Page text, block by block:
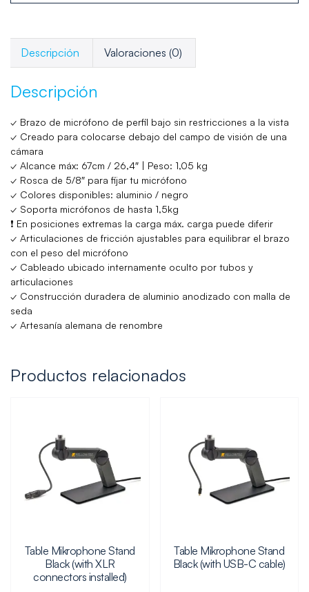
Descripción Valoraciones (0)
Descripción
✓ Brazo de micrófono de perfil bajo sin restricciones a la vista
✓ Creado para colocarse debajo del campo de visión de una
cámara
✓ Alcance máx: 67cm / 26,4″ | Peso: 1,05 kg
✓ Rosca de 5/8″ para fijar tu micrófono
✓ Colores disponibles: aluminio / negro
✓ Soporta micrófonos de hasta 1,5kg
❗ En posiciones extremas la carga máx. carga puede diferir
✓ Articulaciones de fricción ajustables para equilibrar el brazo
con el peso del micrófono
✓ Cableado ubicado internamente oculto por tubos y
articulaciones
✓ Construcción duradera de aluminio anodizado con malla de
seda
✓ Artesanía alemana de renombre
Productos relacionados
Table Mikrophone Stand
Black (with XLR
connectors installed)
Table Mikrophone Stand
Black (with USB-C cable)